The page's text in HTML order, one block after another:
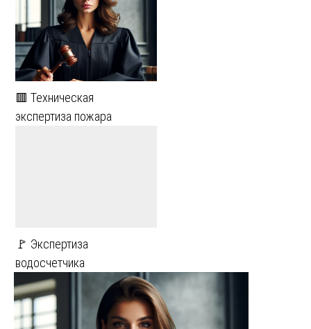
🟥 Техническая
экспертиза пожара
🚩 Экспертиза
водосчетчика